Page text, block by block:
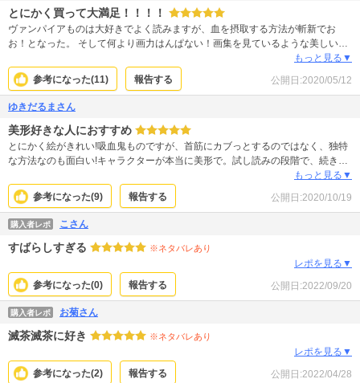
とにかく買って大満足！！！！
ヴァンパイアものは大好きでよく読みますが、血を摂取する方法が斬新でお
お！となった。 そして何より画力はんぱない！画集を見ているような美しいシ
ーンが盛り沢山でした。 登場人物が皆セクシーでかっこいいし綺麗。 今後どう
なっていくのか楽しみです。
もっと見る▼
参考になった(11) 報告する 公開日:2020/05/12
ゆきだるまさん
美形好きな人におすすめ
とにかく絵がきれい!吸血鬼ものですが、首筋にカブっとするのではなく、独特
な方法なのも面白い!キャラクターが本当に美形で。試し読みの段階で、続きが
めっちゃ気になりました。というわけで、まとめ買いしました。早く続きが読
みたい作品です!
もっと見る▼
参考になった(9) 報告する 公開日:2020/10/19
購入者レポ こさん
すばらしすぎる ※ネタバレあり
レポを見る▼
参考になった(0) 報告する 公開日:2022/09/20
購入者レポ お菊さん
滅茶滅茶に好き ※ネタバレあり
レポを見る▼
参考になった(2) 報告する 公開日:2022/04/28